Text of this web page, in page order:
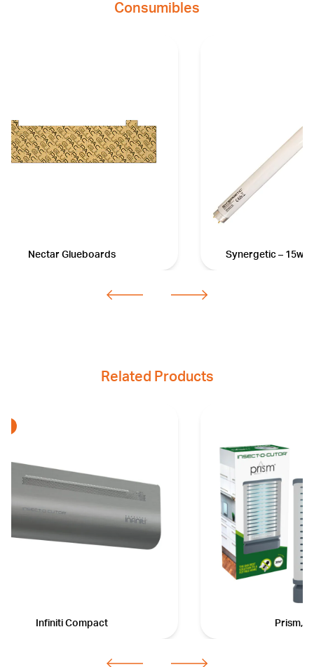
Consumibles
Nectar Glueboards Synergetic – 15w,
Related Products
Infiniti Compact Prism,